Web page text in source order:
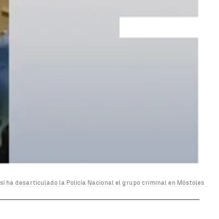
ha desarticulado la Policía Nacional el grupo criminal en Móstoles